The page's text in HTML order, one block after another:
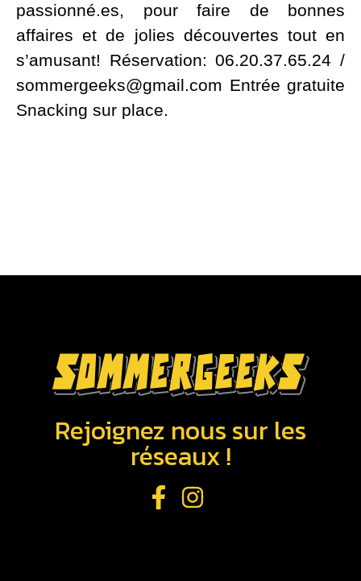
passionné.es, pour faire de bonnes
affaires et de jolies découvertes tout en
s’amusant! Réservation: 06.20.37.65.24 /
sommergeeks@gmail.com Entrée gratuite
Snacking sur place.
Rejoignez nous sur les
réseaux !